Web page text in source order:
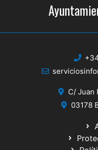
C/ Juan
03178